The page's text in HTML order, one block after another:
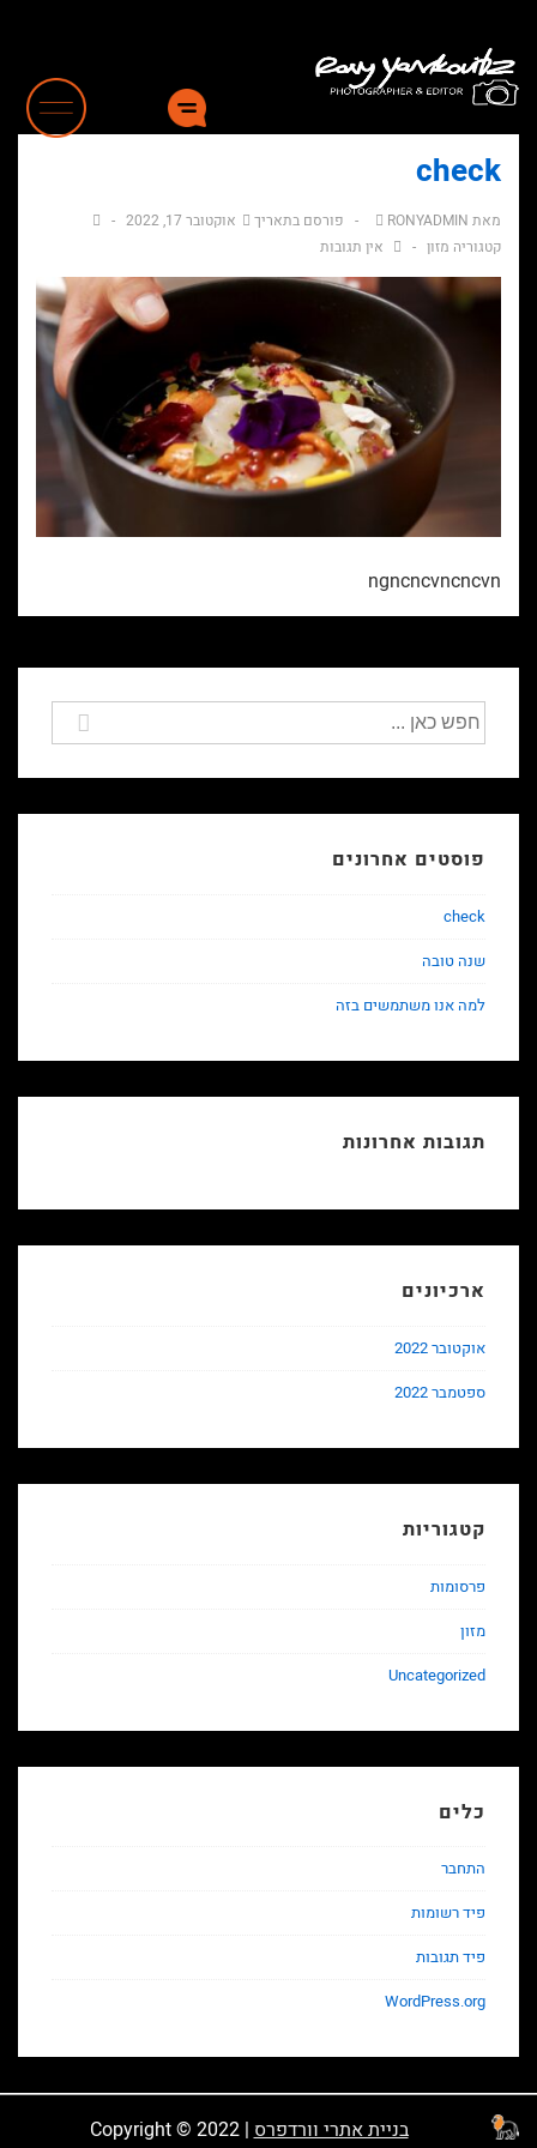
לתוכן
check
מאת RONYADMIN פורסם בתאריך
אוקטובר 17, 2022
קטגוריה מזון אין תגובות
ngncncvncncvn
חיפוש
עבור:
פוסטים אחרונים
check
שנה טובה
למה אנו משתמשים בזה
תגובות אחרונות
ארכיונים
אוקטובר 2022
ספטמבר 2022
קטגוריות
פרסומות
מזון
Uncategorized
כלים
התחבר
פיד רשומות
פיד תגובות
WordPress.org
Copyright © 2022 |בניית אתרי וורדפרס